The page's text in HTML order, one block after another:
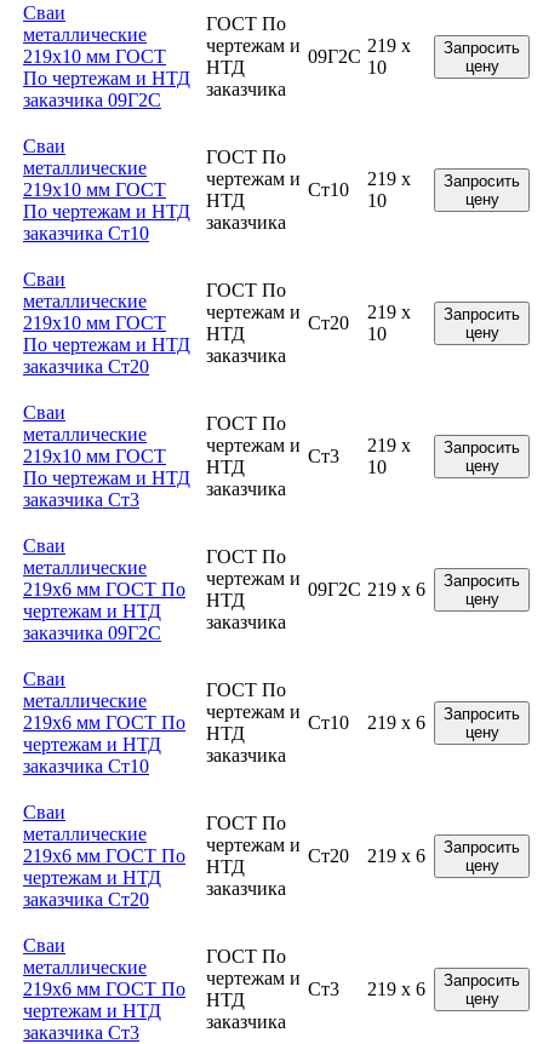
Сваи
металлические
219x10 мм ГОСТ
По чертежам и НТД
заказчика 09Г2С
ГОСТ По
чертежам и
НТД
заказчика
09Г2С
219 x
10
Запросить
цену
Сваи
металлические
219x10 мм ГОСТ
По чертежам и НТД
заказчика Ст10
ГОСТ По
чертежам и
НТД
заказчика
Ст10
219 x
10
Запросить
цену
Сваи
металлические
219x10 мм ГОСТ
По чертежам и НТД
заказчика Ст20
ГОСТ По
чертежам и
НТД
заказчика
Ст20
219 x
10
Запросить
цену
Сваи
металлические
219x10 мм ГОСТ
По чертежам и НТД
заказчика Ст3
ГОСТ По
чертежам и
НТД
заказчика
Ст3
219 x
10
Запросить
цену
Сваи
металлические
219x6 мм ГОСТ По
чертежам и НТД
заказчика 09Г2С
ГОСТ По
чертежам и
НТД
заказчика
09Г2С 219 x 6
Запросить
цену
Сваи
металлические
219x6 мм ГОСТ По
чертежам и НТД
заказчика Ст10
ГОСТ По
чертежам и
НТД
заказчика
Ст10 219 x 6
Запросить
цену
Сваи
металлические
219x6 мм ГОСТ По
чертежам и НТД
заказчика Ст20
ГОСТ По
чертежам и
НТД
заказчика
Ст20 219 x 6
Запросить
цену
Сваи
металлические
219x6 мм ГОСТ По
чертежам и НТД
заказчика Ст3
ГОСТ По
чертежам и
НТД
заказчика
Ст3 219 x 6
Запросить
цену